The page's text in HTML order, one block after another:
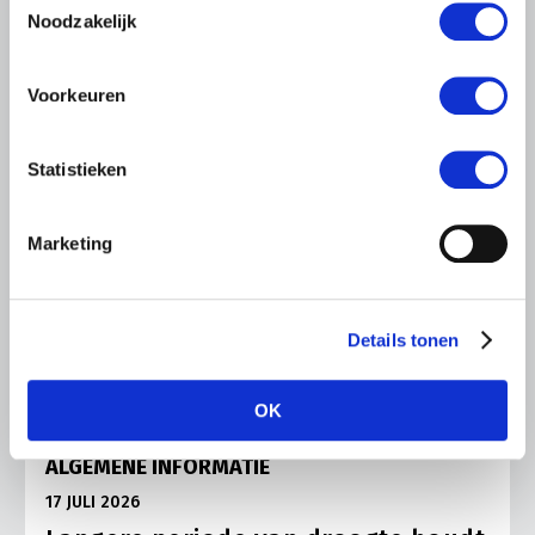
Noodzakelijk
Voorkeuren
Statistieken
Marketing
Details tonen
OK
Lees meer
ALGEMENE INFORMATIE
17 JULI 2026